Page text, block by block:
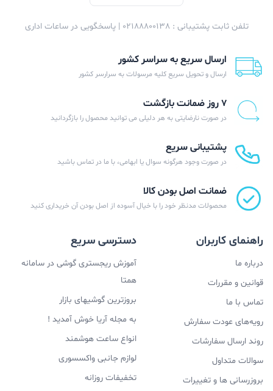
تلفن ثابت پشتیبانی : 02188800138 | پاسخگویی در ساعات اداری
ارسال سریع به سراسر کشور
ارسال و تحویل سریع کلیه مرسولات به سرارسر کشور
۷ روز ضمانت بازگشت
در صورت نارضایتی به هر دلیلی می توانید محصول را بازگردانید
پشتیبانی سریع
در صورت وجود هرگونه سوال یا ابهامی، با ما در تماس باشید
ضمانت اصل بودن کالا
محصولات مدنظر خود را با خیال آسوده از اصل بودن آن خریداری کنید
راهنمای کاربران
درباره ما
قوانین و مقررات
تماس با ما
رویه‌های عودت سفارش
روند ارسال سفارشات
سوالات متداول
بروزرسانی ها و تغییرات
دسترسی سریع
آموزش ریجستری گوشی در سامانه
همتا
بروزترین گوشیهای بازار
به مجله آریا خوش آمدید !
انواع ساعت هوشمند
لوازم جانبی واکسسوری
تخفیفات روزانه